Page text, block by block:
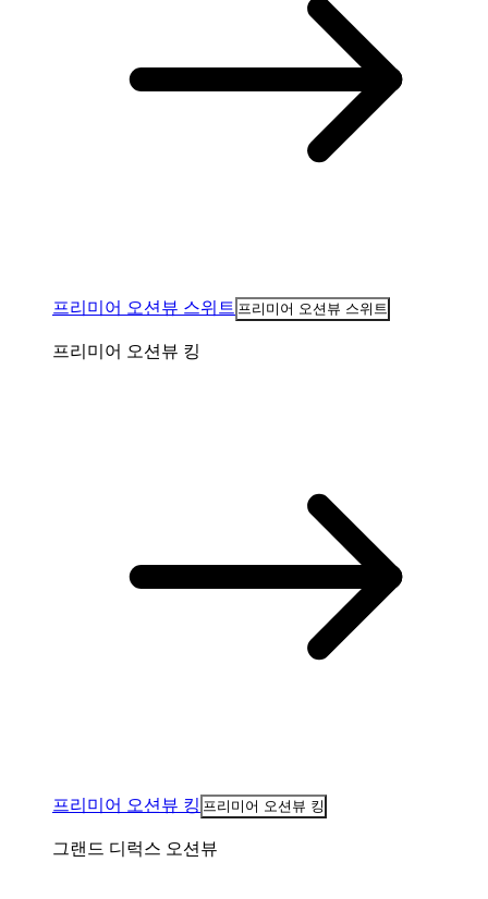
프리미어 오션뷰 스위트 프리미어 오션뷰 스위트
프리미어 오션뷰 킹
프리미어 오션뷰 킹 프리미어 오션뷰 킹
그랜드 디럭스 오션뷰